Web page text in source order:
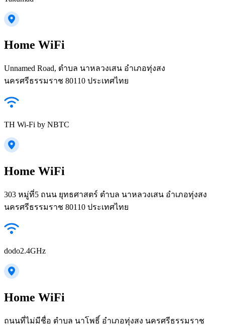
Home WiFi
Unnamed Road, ตำบล นาหลวงเสน อำเภอทุ่งสง
นครศรีธรรมราช 80110 ประเทศไทย
TH Wi-Fi by NBTC
Home WiFi
303 หมู่​ที่​5 ถนน ยุทธศาสตร์ ตำบล นาหลวงเสน อำเภอทุ่งสง
นครศรีธรรมราช 80110 ประเทศไทย
dodo2.4GHz
Home WiFi
ถนนที่ไม่มีชื่อ ตำบล นาโพธิ์ อำเภอทุ่งสง นครศรีธรรมราช